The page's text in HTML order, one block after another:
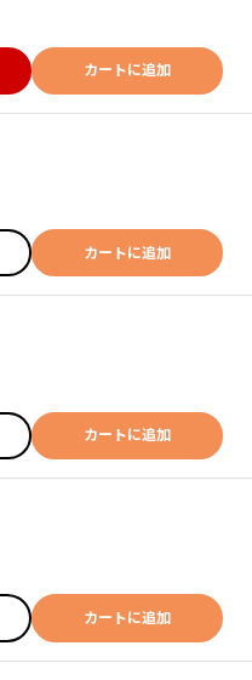
カートに追加
カートに追加
カートに追加
カートに追加